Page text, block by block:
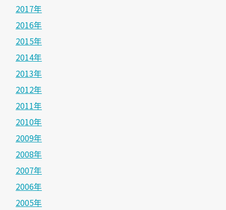
2017年
2016年
2015年
2014年
2013年
2012年
2011年
2010年
2009年
2008年
2007年
2006年
2005年